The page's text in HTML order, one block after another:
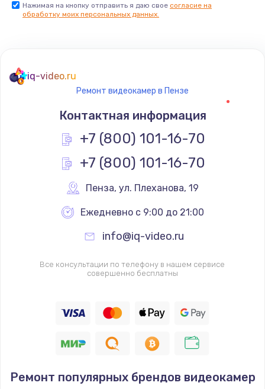
Нажимая на кнопку отправить я даю свое согласие на
обработку моих персональных данных.
iq-video.ru
Ремонт видеокамер в Пензе
Контактная информация
+7 (800) 101-16-70
+7 (800) 101-16-70
Пенза, ул. Плеханова, 19
Ежедневно с 9:00 до 21:00
info@iq-video.ru
Все консультации по телефону в нашем сервисе
совершенно бесплатны
Ремонт популярных брендов видеокамер